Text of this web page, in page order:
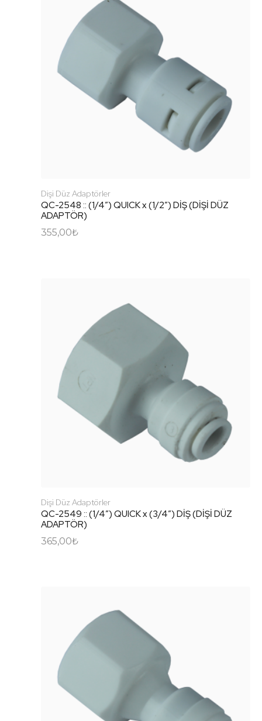
Dişi Düz Adaptörler
QC-2548 :: (1/4″) QUICK x (1/2″) DİŞ (DİŞİ DÜZ
ADAPTÖR)
355,00₺
Dişi Düz Adaptörler
QC-2549 :: (1/4″) QUICK x (3/4″) DİŞ (DİŞİ DÜZ
ADAPTÖR)
365,00₺